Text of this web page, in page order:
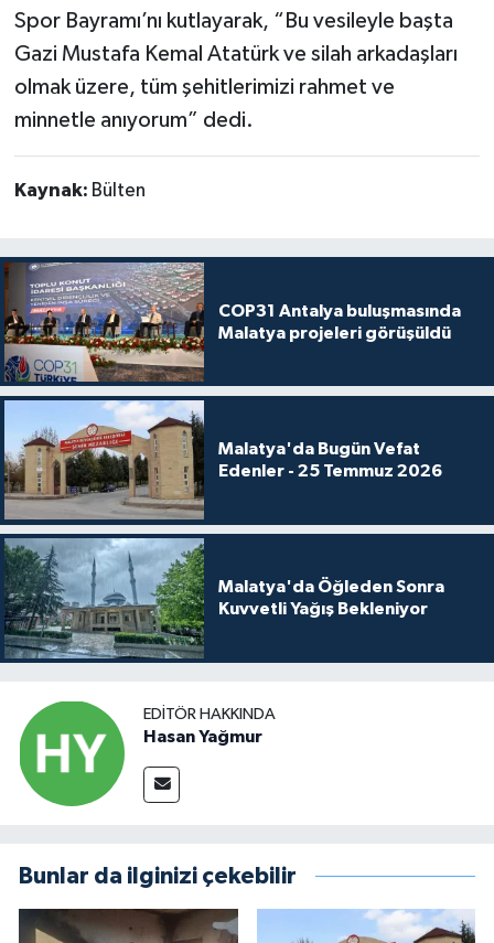
Spor Bayramı’nı kutlayarak, “Bu vesileyle başta
Gazi Mustafa Kemal Atatürk ve silah arkadaşları
olmak üzere, tüm şehitlerimizi rahmet ve
minnetle anıyorum” dedi.
Kaynak: Bülten
COP31 Antalya buluşmasında
Malatya projeleri görüşüldü
Malatya'da Bugün Vefat
Edenler - 25 Temmuz 2026
Malatya'da Öğleden Sonra
Kuvvetli Yağış Bekleniyor
EDITÖR HAKKINDA
Hasan Yağmur
Bunlar da ilginizi çekebilir